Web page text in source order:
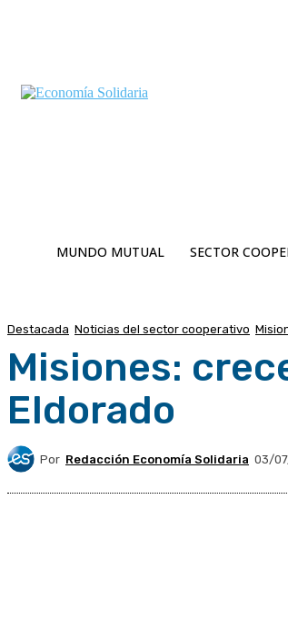
MUNDO MUTUAL SECTOR
Destacada Noticias del sector cooperativo
Misiones:
Eldorado
Por Redacción Economía Solidaria 03/